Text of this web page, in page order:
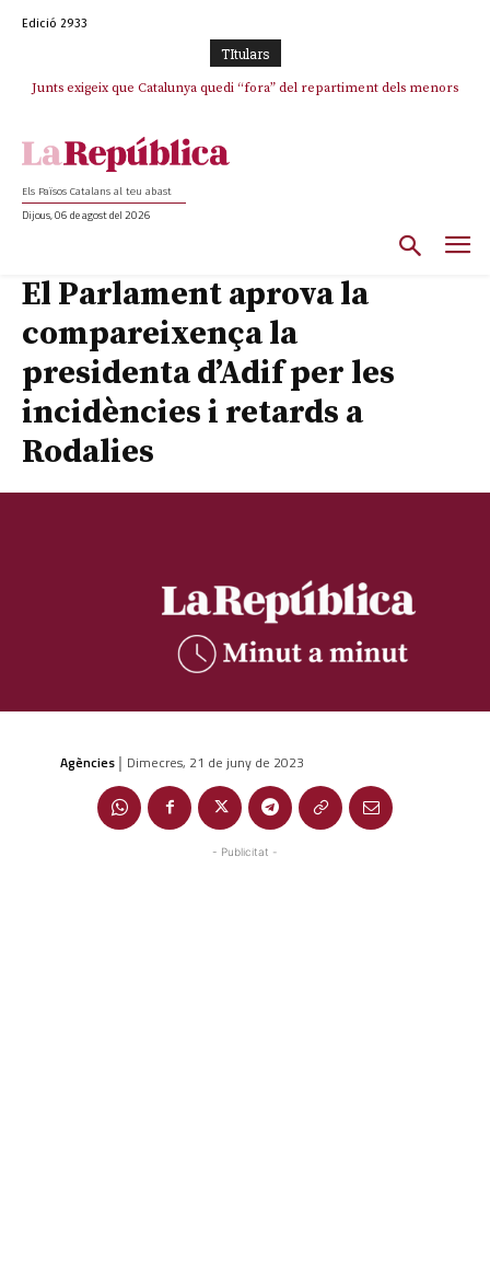
Edició 2933
TItulars
Junts exigeix que Catalunya quedi “fora” del repartiment dels menors
Els Països Catalans al teu abast
Dijous, 06 de agost del 2026
El Parlament aprova la
compareixença la
presidenta d’Adif per les
incidències i retards a
Rodalies
Agències | Dimecres, 21 de juny de 2023
- Publicitat -